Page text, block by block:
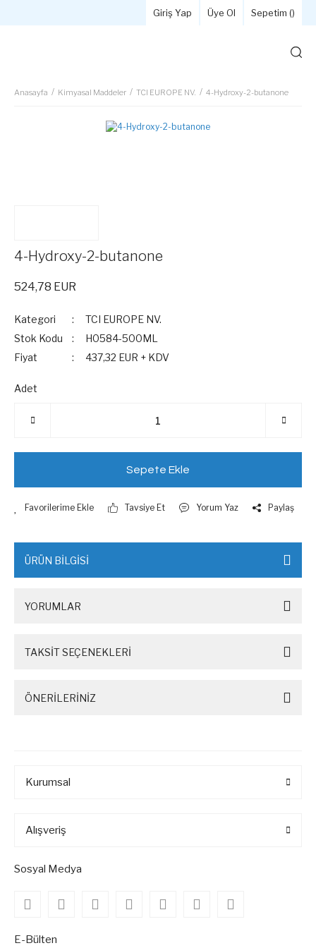
Giriş Yap Üye Ol Sepetim ()
Anasayfa Kimyasal Maddeler TCI EUROPE NV. 4-Hydroxy-2-butanone
4-Hydroxy-2-butanone
524,78 EUR
Kategori
TCI EUROPE NV.
Stok Kodu
H0584-500ML
Fiyat
437,32 EUR + KDV
Adet
Sepete Ekle
Tavsiye Et Yorum Yaz Paylaş
ÜRÜN BİLGİSİ
YORUMLAR
TAKSİT SEÇENEKLERİ
ÖNERİLERİNİZ
Kurumsal
Alışveriş
Sosyal Medya
E-Bülten